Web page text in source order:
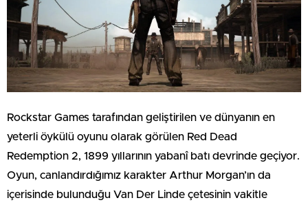
Rockstar Games tarafından geliştirilen ve dünyanın en
yeterli öykülü oyunu olarak görülen Red Dead
Redemption 2, 1899 yıllarının yabanî batı devrinde geçiyor.
Oyun, canlandırdığımız karakter Arthur Morgan’ın da
içerisinde bulunduğu Van Der Linde çetesinin vakitle